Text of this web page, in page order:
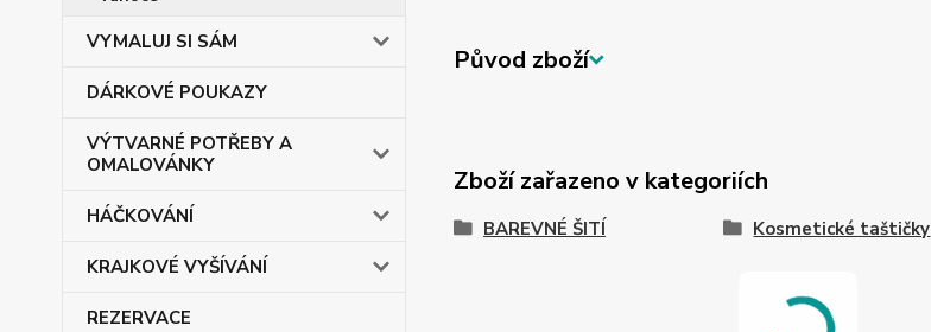
VYMALUJ SI SÁM
DÁRKOVÉ POUKAZY
VÝTVARNÉ POTŘEBY A
OMALOVÁNKY
HÁČKOVÁNÍ
KRAJKOVÉ VYŠÍVÁNÍ
REZERVACE
Původ zboží
Zboží zařazeno v kategoriích
BAREVNÉ ŠITÍ Kosmetické taštičky